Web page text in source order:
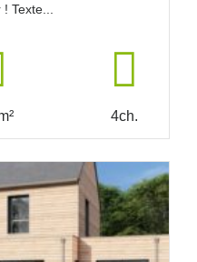
Texte...
4ch.